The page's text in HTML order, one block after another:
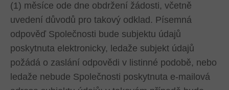
(1) měsíce ode dne obdržení žádosti, včetně
uvedení důvodů pro takový odklad. Písemná
odpověď Společnosti bude subjektu údajů
poskytnuta elektronicky, ledaže subjekt údajů
požádá o zaslání odpovědi v listinné podobě, nebo
ledaže nebude Společnosti poskytnuta e-mailová